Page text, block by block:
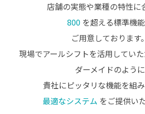
店舗の実態や業種の特性に
800を超える標準機
ご用意しております。
現場でアールシフトを活用していた
ダーメイドのように
貴社にピッタリな機能を組
最適なシステム をご提供い